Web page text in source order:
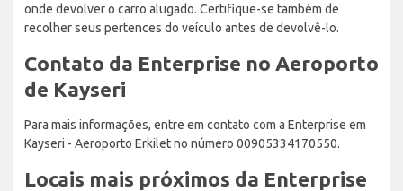
onde devolver o carro alugado. Certifique-se também de
recolher seus pertences do veículo antes de devolvê-lo.
Contato da Enterprise no Aeroporto
de Kayseri
Para mais informações, entre em contato com a Enterprise em
Kayseri - Aeroporto Erkilet no número 00905334170550.
Locais mais próximos da Enterprise